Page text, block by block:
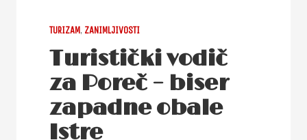
TURIZAM, ZANIMLJIVOSTI
Turistički vodič
za Poreč – biser
zapadne obale
Istre